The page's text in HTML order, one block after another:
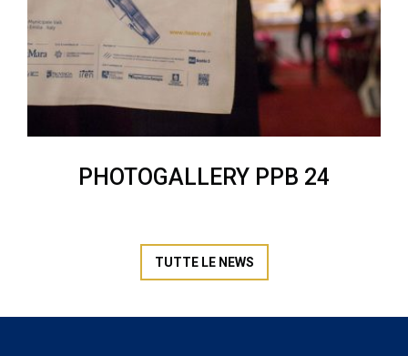
PHOTOGALLERY PPB 24
TUTTE LE NEWS